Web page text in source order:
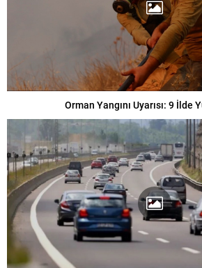
Orman Yangını Uyarısı: 9 İlde